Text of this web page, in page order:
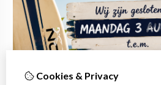
Cookies & Privacy